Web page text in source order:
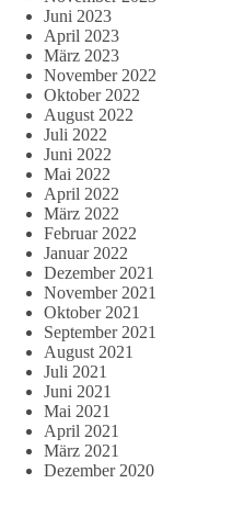
Juni 2023
April 2023
März 2023
November 2022
Oktober 2022
August 2022
Juli 2022
Juni 2022
Mai 2022
April 2022
März 2022
Februar 2022
Januar 2022
Dezember 2021
November 2021
Oktober 2021
September 2021
August 2021
Juli 2021
Juni 2021
Mai 2021
April 2021
März 2021
Dezember 2020